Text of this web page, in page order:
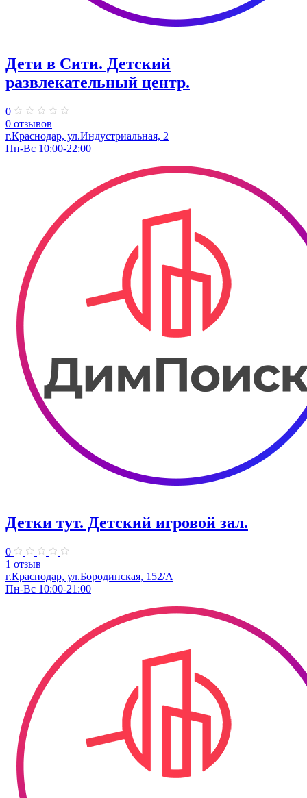
Дети в Сити. ​Детский
развлекательный центр.
0
0 отзывов
г.Краснодар, ул.Индустриальная, 2
Пн-Вс 10:00-22:00
Детки тут. Детский игровой зал.
0
1 отзыв
г.Краснодар, ул.​Бородинская, 152/А
Пн-Вс 10:00-21:00